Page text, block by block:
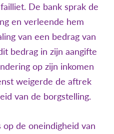
De bank sprak de
en verleende hem
van een bedrag van
bedrag in zijn aangifte
op zijn inkomen
weigerde de aftrek
van de borgstelling.
de oneindigheid van